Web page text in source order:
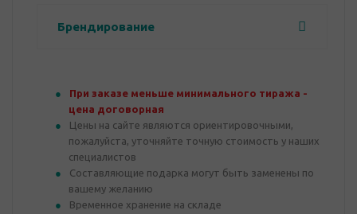
Брендирование
При заказе меньше минимального тиража -
цена договорная
Цены на сайте являются ориентировочными,
пожалуйста, уточняйте точную стоимость у наших
специалистов
Составляющие подарка могут быть заменены по
вашему желанию
Временное хранение на складе